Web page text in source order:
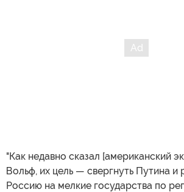
"Как недавно сказал [американский
Вольф, их цель — свергнуть Путина и
Россию на мелкие государства по